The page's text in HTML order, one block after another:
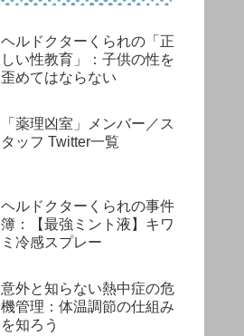
ヘルドクターくられの「正
しい性教育」：子供の性を
歪めてはならない
「薬理凶室」メンバー／ス
タッフ Twitter一覧
ヘルドクターくられの事件
簿：【最強ミント液】キワ
ミ冷感スプレー
意外と知らない熱中症の危
機管理：体温調節の仕組み
を知ろう